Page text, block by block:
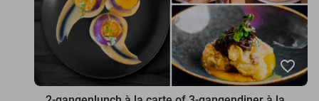
favorite_border